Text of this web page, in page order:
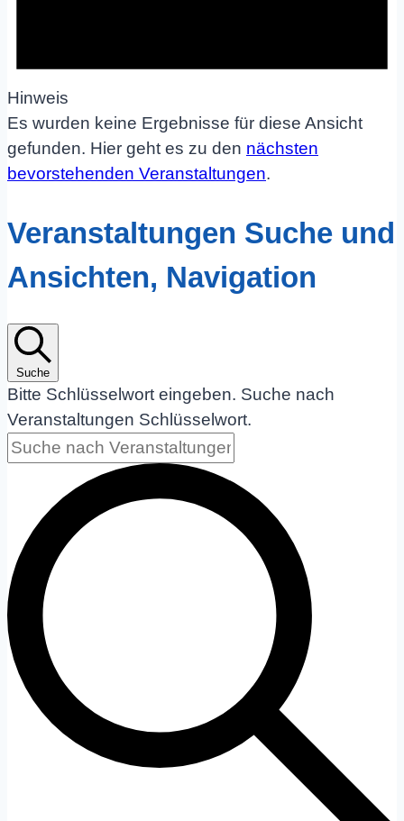
Hinweis
Es wurden keine Ergebnisse für diese Ansicht
gefunden. Hier geht es zu den nächsten
bevorstehenden Veranstaltungen.
Veranstaltungen Suche und
Ansichten, Navigation
Suche
Bitte Schlüsselwort eingeben. Suche nach
Veranstaltungen Schlüsselwort.